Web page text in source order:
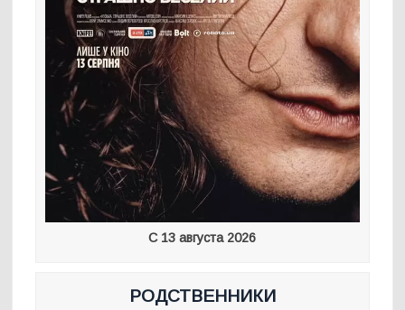
С 13 августа 2026
РОДСТВЕННИКИ